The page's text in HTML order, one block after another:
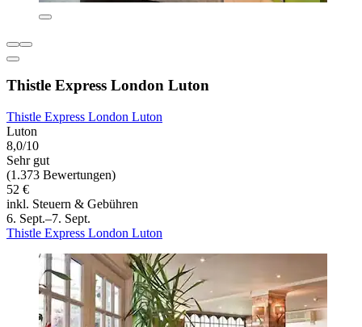
Thistle Express London Luton
Thistle Express London Luton
Luton
8,0/10
Sehr gut
(1.373 Bewertungen)
52 €
inkl. Steuern & Gebühren
6. Sept.–7. Sept.
Thistle Express London Luton